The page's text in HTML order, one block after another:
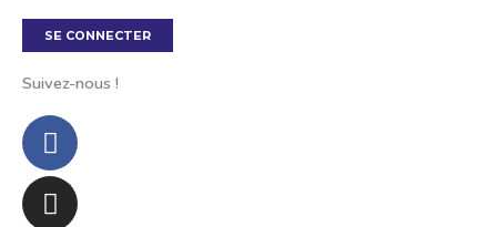
SE CONNECTER
Suivez-nous !
Facebook-
f
Instagram
Tumblr